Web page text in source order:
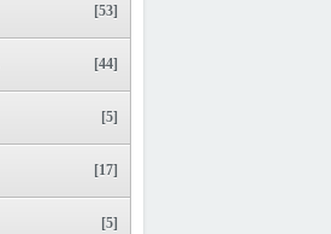
[53]
[44]
[5]
[17]
[5]